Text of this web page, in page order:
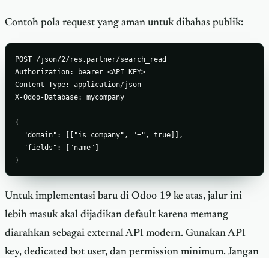
Contoh pola request yang aman untuk dibahas publik:
POST /json/2/res.partner/search_read
Authorization: bearer <API_KEY>
Content-Type: application/json
X-Odoo-Database: mycompany
{
  "domain": [["is_company", "=", true]],
  "fields": ["name"]
}
Untuk implementasi baru di Odoo 19 ke atas, jalur ini
lebih masuk akal dijadikan default karena memang
diarahkan sebagai external API modern. Gunakan API
key, dedicated bot user, dan permission minimum. Jangan